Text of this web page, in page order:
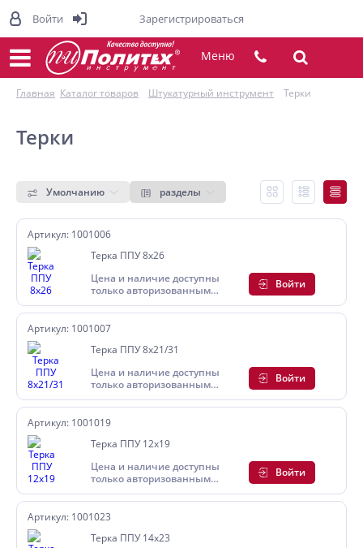
Меню
Главная Каталог товаров Штукатурный инструмент Терки
Терки
Умолчанию разделы
Артикул: 1001006
Терка ППУ 8х26
Цена и наличие доступны
только авторизованным
пользователям
Войти
Артикул: 1001007
Терка ППУ 8х21/31
Цена и наличие доступны
только авторизованным
пользователям
Войти
Артикул: 1001019
Терка ППУ 12х19
Цена и наличие доступны
только авторизованным
пользователям
Войти
Артикул: 1001023
Терка ППУ 14х23
Войти Зарегистрироваться